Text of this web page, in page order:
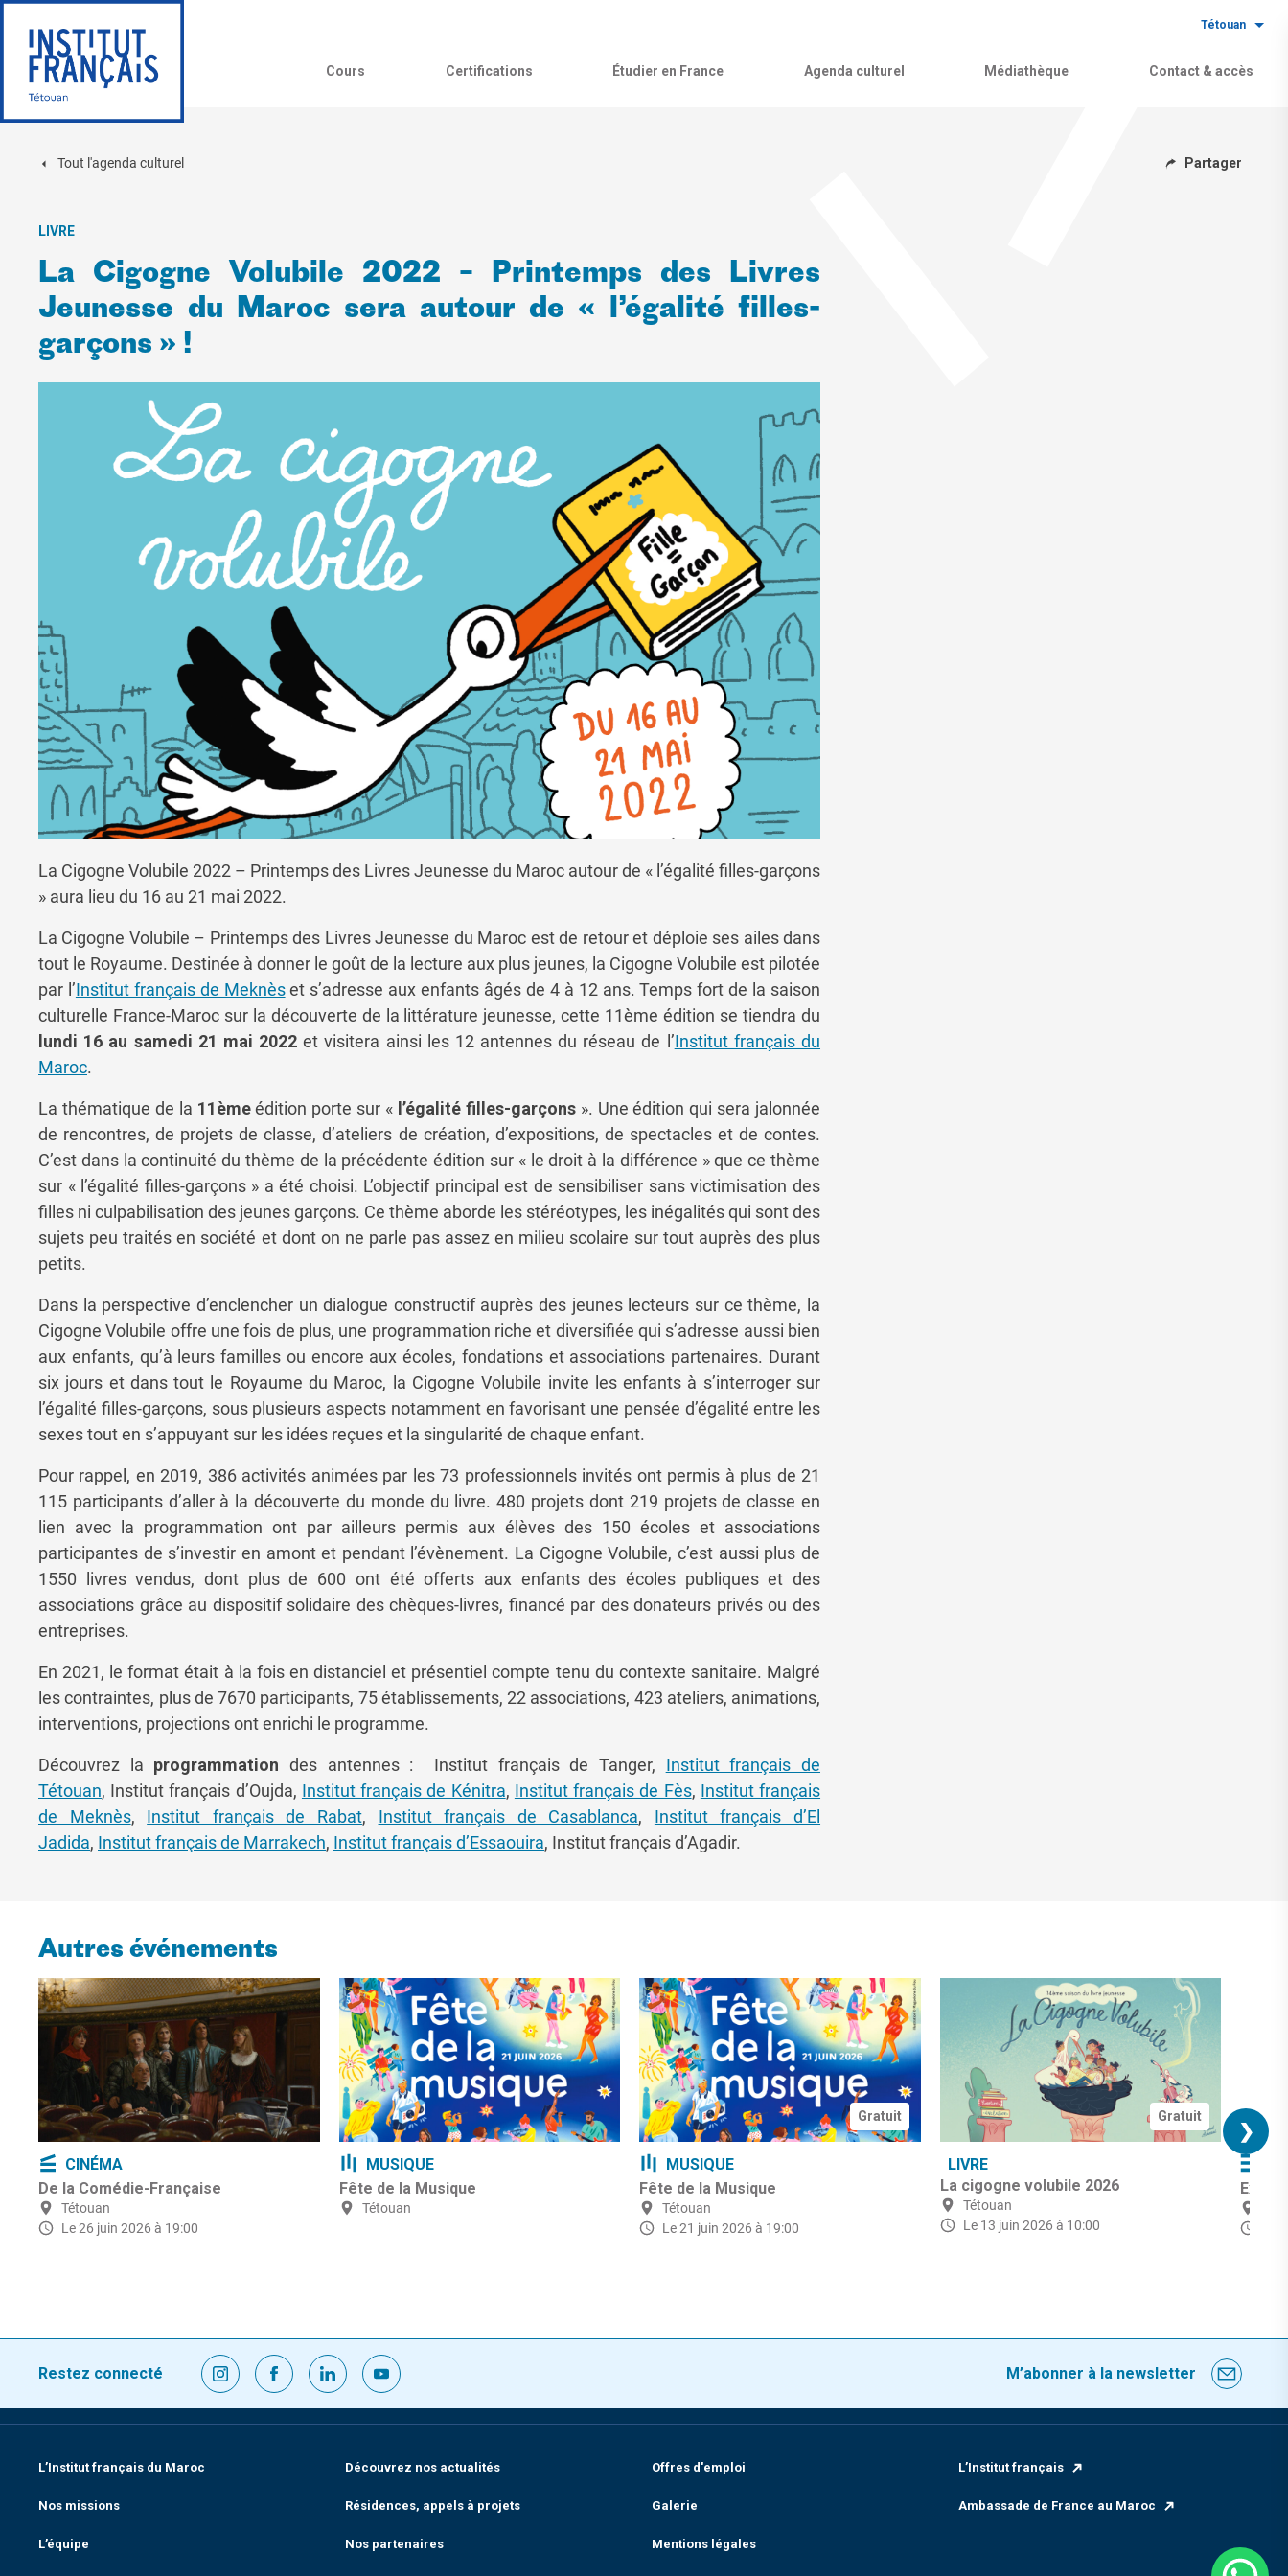
Tétouan
Cours Certifications Étudier en France Agenda culturel Médiathèque Contact & accès
Tout l'agenda culturel Partager
LIVRE
La Cigogne Volubile 2022 – Printemps des Livres
Jeunesse du Maroc sera autour de « l’égalité filles-
garçons » !
La Cigogne Volubile 2022 – Printemps des Livres Jeunesse du Maroc autour de « l’égalité filles-garçons
» aura lieu du 16 au 21 mai 2022.
La Cigogne Volubile – Printemps des Livres Jeunesse du Maroc est de retour et déploie ses ailes dans
tout le Royaume. Destinée à donner le goût de la lecture aux plus jeunes, la Cigogne Volubile est pilotée
par l’Institut français de Meknèset s’adresse aux enfants âgés de 4 à 12 ans. Temps fort de la saison
culturelle France-Maroc sur la découverte de la littérature jeunesse, cette 11ème édition se tiendra du
lundi 16 au samedi 21 mai 2022 et visitera ainsi les 12 antennes du réseau de l’Institut français du
Maroc.
La thématique de la 11èmeédition porte sur « l’égalité filles-garçons». Une édition qui sera jalonnée
de rencontres, de projets de classe, d’ateliers de création, d’expositions, de spectacles et de contes.
C’est dans la continuité du thème de la précédente édition sur « le droit à la différence » que ce thème
sur « l’égalité filles-garçons » a été choisi. L’objectif principal est de sensibiliser sans victimisation des
filles ni culpabilisation des jeunes garçons. Ce thème aborde les stéréotypes, les inégalités qui sont des
sujets peu traités en société et dont on ne parle pas assez en milieu scolaire sur tout auprès des plus
petits.
Dans la perspective d’enclencher un dialogue constructif auprès des jeunes lecteurs sur ce thème, la
Cigogne Volubile offre une fois de plus, une programmation riche et diversifiée qui s’adresse aussi bien
aux enfants, qu’à leurs familles ou encore aux écoles, fondations et associations partenaires. Durant
six jours et dans tout le Royaume du Maroc, la Cigogne Volubile invite les enfants à s’interroger sur
l’égalité filles-garçons, sous plusieurs aspects notamment en favorisant une pensée d’égalité entre les
sexes tout en s’appuyant sur les idées reçues et la singularité de chaque enfant.
Pour rappel, en 2019, 386 activités animées par les 73 professionnels invités ont permis à plus de 21
115 participants d’aller à la découverte du monde du livre. 480 projets dont 219 projets de classe en
lien avec la programmation ont par ailleurs permis aux élèves des 150 écoles et associations
participantes de s’investir en amont et pendant l’évènement. La Cigogne Volubile, c’est aussi plus de
1550 livres vendus, dont plus de 600 ont été offerts aux enfants des écoles publiques et des
associations grâce au dispositif solidaire des chèques-livres, financé par des donateurs privés ou des
entreprises.
En 2021, le format était à la fois en distanciel et présentiel compte tenu du contexte sanitaire. Malgré
les contraintes, plus de 7670 participants, 75 établissements, 22 associations, 423 ateliers, animations,
interventions, projections ont enrichi le programme.
Découvrez la programmation des antennes : Institut français de Tanger, Institut français de
Tétouan, Institut français d’Oujda, Institut français de Kénitra, Institut français de Fès, Institut français
de Meknès, Institut français de Rabat, Institut français de Casablanca, Institut français d’El
Jadida, Institut français de Marrakech, Institut français d’Essaouira, Institut français d’Agadir.
Autres événements
CINÉMA
De la Comédie-Française
Tétouan
Le 26 juin 2026 à 19:00
MUSIQUE
Fête de la Musique
Tétouan
Gratuit
MUSIQUE
Fête de la Musique
Tétouan
Le 21 juin 2026 à 19:00
Gratuit
LIVRE
La cigogne volubile 2026
Tétouan
Le 13 juin 2026 à 10:00
❯
Restez connecté M’abonner à la newsletter
L’Institut français du Maroc
Nos missions
L’équipe
Découvrez nos actualités
Résidences, appels à projets
Nos partenaires
Offres d'emploi
Galerie
Mentions légales
L’Institut français
Ambassade de France au Maroc